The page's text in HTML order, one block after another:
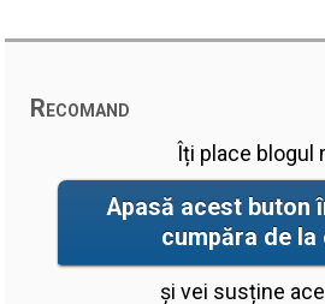
Recomand
Îți place blogul
Apasă acest buton
cumpăra de la
și vei susține